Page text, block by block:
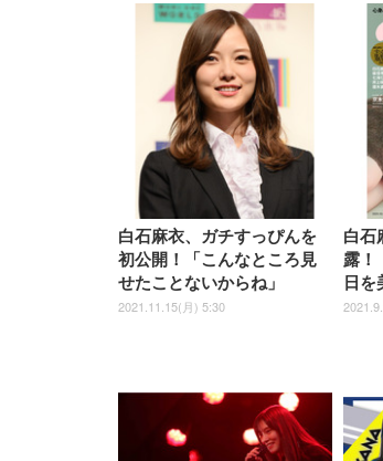
[EdoErgo] オフィスチェア 椅
子 テレワーク 疲れない 跳ね
上げ式アームレスト コンパク
ト 約105度ロッキング pc 事務
椅子 360度回転 座面昇降 強化
ナイロン樹脂ベース 通気性メ
ッシュ 在宅ワーク H-
WY01(黒網+黒枠+黒足)
￥5,699
SIHOO B100
／デスクチ
ア 人間工学
EIZO ビジネス向けプレミア
ムモニター | FlexScan
EV3240X-WT | 31.5型4K
UHD・USB Type-C・ホワイ
￥105,595
EIZO ビジネス
ムモニター |
EV2740X-WT |
UHD・USB
Amazonベーシック ペットシ
ーツ 薄型 レギュラー 1回使い
捨て 無香料 ホワイト 300枚
￥3,373
Amazonベー
ーツ 厚型 ワ
枚) ホワイト(
白石麻衣、ガチすっぴんを
初公開！「こんなところ見
せたことないからね」
2021.11.15(月) 5:30
白石
露！
日を